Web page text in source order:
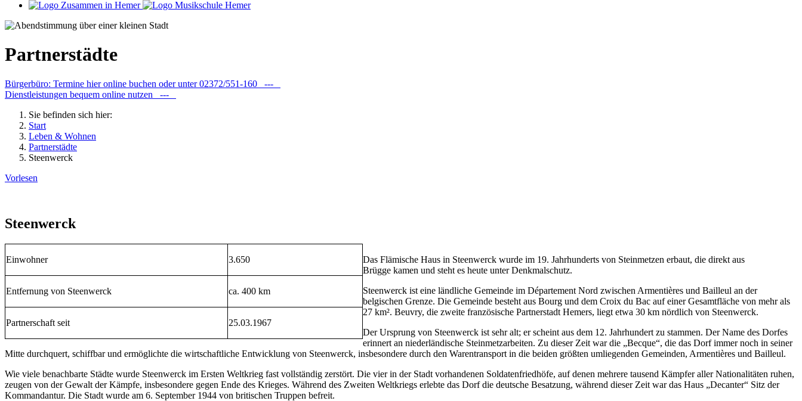
Partnerstädte
Bürgerbüro: Termine hier online buchen oder unter 02372/551-160 ---
Dienstleistungen bequem online nutzen ---
Sie befinden sich hier:
Start
Leben & Wohnen
Partnerstädte
Steenwerck
Vorlesen
Steenwerck
Einwohner 3.650
Entfernung von Steenwerck ca. 400 km
Partnerschaft seit 25.03.1967
Das Flämische Haus in Steenwerck wurde im 19. Jahrhunderts von Steinmetzen erbaut, die direkt aus
Brügge kamen und steht es heute unter Denkmalschutz.
Steenwerck ist eine ländliche Gemeinde im Département Nord zwischen Armentières und Bailleul an der
belgischen Grenze. Die Gemeinde besteht aus Bourg und dem Croix du Bac auf einer Gesamtfläche von mehr als
27 km². Beuvry, die zweite französische Partnerstadt Hemers, liegt etwa 30 km nördlich von Steenwerck.
Der Ursprung von Steenwerck ist sehr alt; er scheint aus dem 12. Jahrhundert zu stammen. Der Name des Dorfes
erinnert an niederländische Steinmetzarbeiten. Zu dieser Zeit war die „Becque“, die das Dorf immer noch in seiner
Mitte durchquert, schiffbar und ermöglichte die wirtschaftliche Entwicklung von Steenwerck, insbesondere durch den Warentransport in die beiden größten umliegenden Gemeinden, Armentières und Bailleul.
Wie viele benachbarte Städte wurde Steenwerck im Ersten Weltkrieg fast vollständig zerstört. Die vier in der Stadt vorhandenen Soldatenfriedhöfe, auf denen mehrere tausend Kämpfer aller Nationalitäten ruhen,
zeugen von der Gewalt der Kämpfe, insbesondere gegen Ende des Krieges. Während des Zweiten Weltkriegs erlebte das Dorf die deutsche Besatzung, während dieser Zeit war das Haus „Decanter“ Sitz der
Kommandantur. Die Stadt wurde am 6. September 1944 von britischen Truppen befreit.